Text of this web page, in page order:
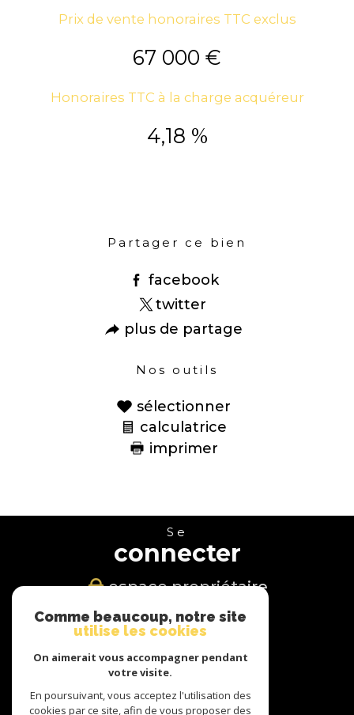
Prix de vente honoraires TTC exclus
67 000 €
Honoraires TTC à la charge acquéreur
4,18 %
Partager ce bien
facebook
twitter
plus de partage
Nos outils
sélectionner
calculatrice
imprimer
Se
connecter
espace propriétaire
Nous
suivre
Comme beaucoup, notre site
utilise les cookies
On aimerait vous accompagner pendant
votre visite.
En poursuivant, vous acceptez l'utilisation des
cookies par ce site, afin de vous proposer des